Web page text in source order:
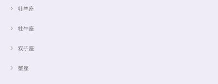
牡羊座
牡牛座
双子座
蟹座